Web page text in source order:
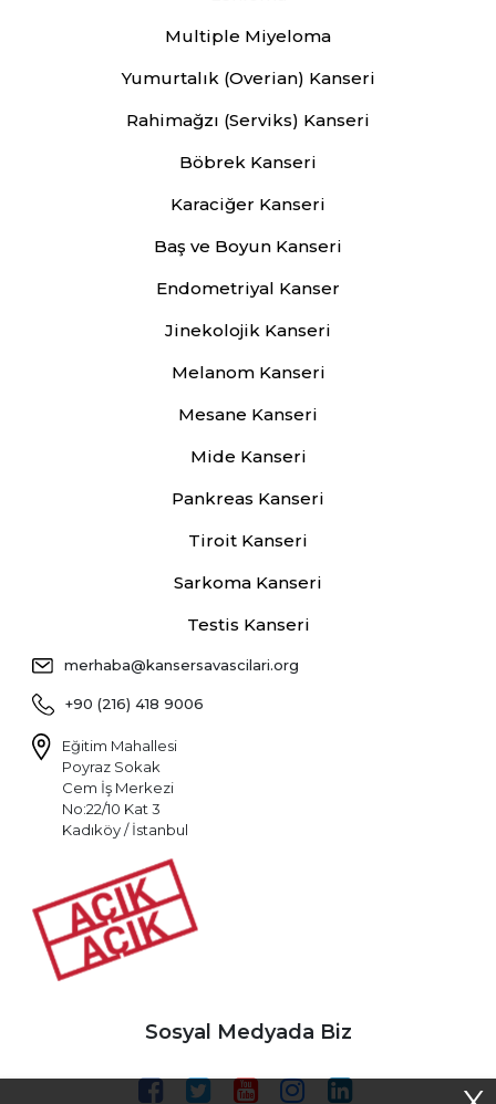
Multiple Miyeloma
Yumurtalık (Overian) Kanseri
Rahimağzı (Serviks) Kanseri
Böbrek Kanseri
Karaciğer Kanseri
Baş ve Boyun Kanseri
Endometriyal Kanser
Jinekolojik Kanseri
Melanom Kanseri
Mesane Kanseri
Mide Kanseri
Pankreas Kanseri
Tiroit Kanseri
Sarkoma Kanseri
Testis Kanseri
merhaba@kansersavascilari.org
+90 (216) 418 9006
Eğitim Mahallesi
Poyraz Sokak
Cem İş Merkezi
No:22/10 Kat 3
Kadıköy / İstanbul
Sosyal Medyada Biz